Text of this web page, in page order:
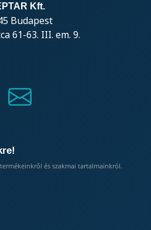
Kft.
Budapest
61-63. III. em. 9.
és szakmai tartalmainkról.